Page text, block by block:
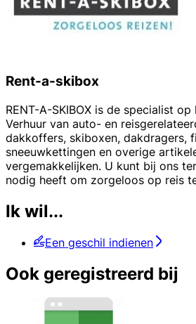
Rent-a-skibox
RENT-A-SKIBOX is de specialist
Verhuur van auto- en
dakkoffers, skiboxen, dakdragers,
sneeuwkettingen en overige
vergemakkelijken. U kunt bij ons
nodig heeft om zorgeloos op reis
Ik wil...
Een geschil indienen
Ook geregistreerd bij